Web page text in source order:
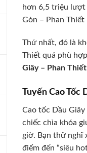
hơn 6,5 triệu lượt
Gòn – Phan Thiết
Thứ nhất, đó là
Thiết quá phù
Giây – Phan Thiết
Tuyến Cao Tốc
Cao tốc Dầu
chiếc chìa khóa
giờ. Bạn thử nghĩ
điểm đến “siêu